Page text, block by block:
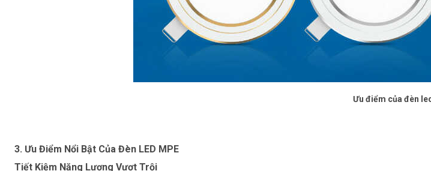
Ưu điểm của đèn
3. Ưu Điểm Nổi Bật Của Đèn LED MPE
Tiết Kiệm Năng Lượng Vượt Trội